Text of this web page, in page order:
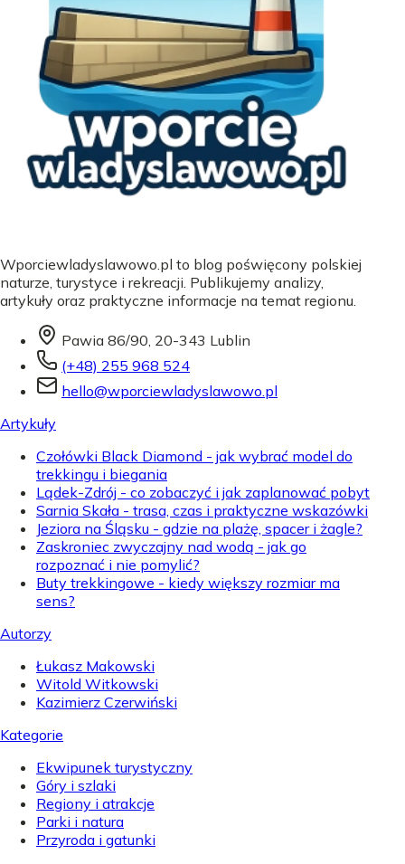
Wporciewladyslawowo.pl to blog poświęcony polskiej
naturze, turystyce i rekreacji. Publikujemy analizy,
artykuły oraz praktyczne informacje na temat regionu.
Pawia 86/90, 20-343 Lublin
(+48) 255 968 524
hello@wporciewladyslawowo.pl
Artykuły
Czołówki Black Diamond - jak wybrać model do
trekkingu i biegania
Lądek-Zdrój - co zobaczyć i jak zaplanować pobyt
Sarnia Skała - trasa, czas i praktyczne wskazówki
Jeziora na Śląsku - gdzie na plażę, spacer i żagle?
Zaskroniec zwyczajny nad wodą - jak go
rozpoznać i nie pomylić?
Buty trekkingowe - kiedy większy rozmiar ma
sens?
Autorzy
Łukasz Makowski
Witold Witkowski
Kazimierz Czerwiński
Kategorie
Ekwipunek turystyczny
Góry i szlaki
Regiony i atrakcje
Parki i natura
Przyroda i gatunki